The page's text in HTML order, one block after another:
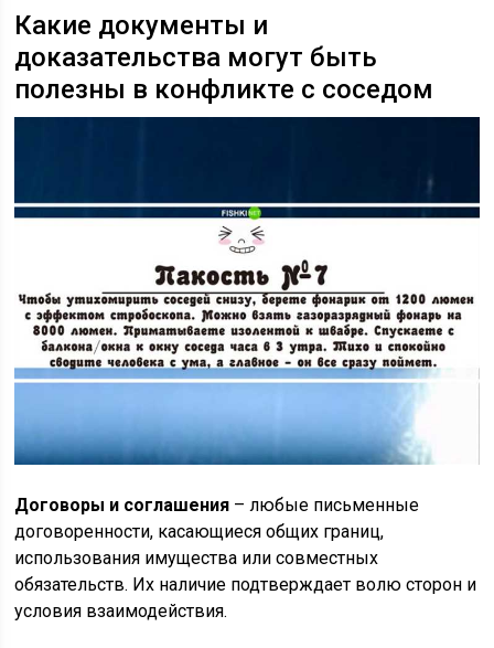
Какие документы и
доказательства могут быть
полезны в конфликте с соседом
Договоры и соглашения – любые письменные
договоренности, касающиеся общих границ,
использования имущества или совместных
обязательств. Их наличие подтверждает волю сторон и
условия взаимодействия.